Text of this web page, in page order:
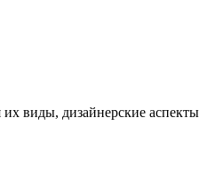
виды, дизайнерские